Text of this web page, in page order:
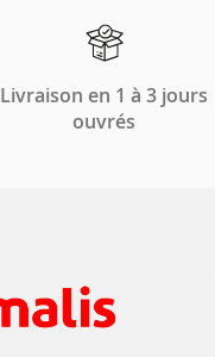
Livraison en 1 à 3 jours
ouvrés